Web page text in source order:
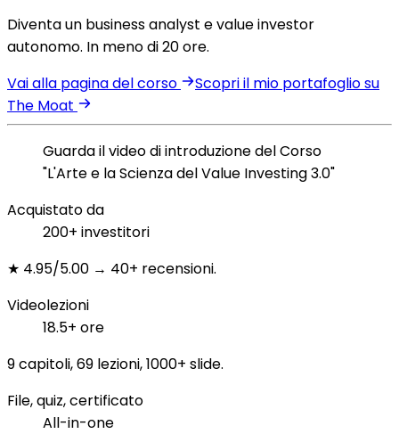
Diventa un business analyst e value investor
autonomo. In meno di 20 ore.
Vai alla pagina del corso
Scopri il mio portafoglio su
The Moat
Guarda il video di introduzione del Corso
"L'Arte e la Scienza del Value Investing 3.0"
Acquistato da
200+ investitori
★ 4.95/5.00 → 40+ recensioni.
Videolezioni
18.5+ ore
9 capitoli, 69 lezioni, 1000+ slide.
File, quiz, certificato
All-in-one